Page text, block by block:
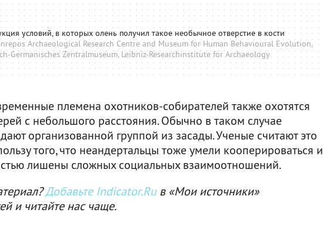
условий, в которых олень получил такое необычное отверстие в кости
Archaeological Research Centre and Museum for Human Behavioural Evolution,
Germanisches Zentralmuseum, Leibniz-Researchinstitute for Archaeology
племена охотников-собирателей также охотятся
с небольшого расстояния. Обычно в таком случае
организованной группой из засады. Ученые считают это
того, что неандертальцы тоже умели кооперироваться и
лишены сложных социальных взаимоотношений.
Добавьте Indicator.Ruв «Мои источники»
и читайте нас чаще.